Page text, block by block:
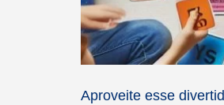
Aproveite esse